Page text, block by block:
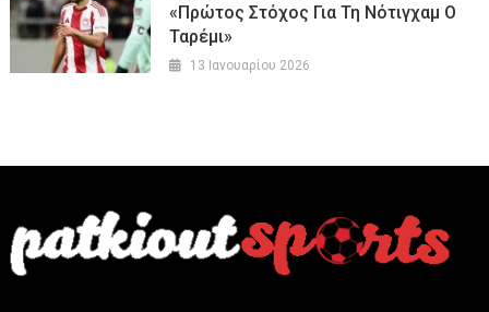
«Πρώτος Στόχος Για Τη Νότιγχαμ Ο
Ταρέμι»
13 Ιανουαρίου 2026